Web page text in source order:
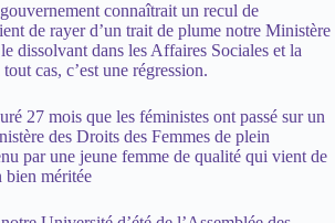
connaîtrait un recul de
de rayer d’un trait de plume notre Ministère
dissolvant dans les Affaires Sociales et la
cas, c’est une régression.
27 mois que les féministes ont passé sur un
des Droits des Femmes de plein
par une jeune femme de qualité qui vient de
bien méritée